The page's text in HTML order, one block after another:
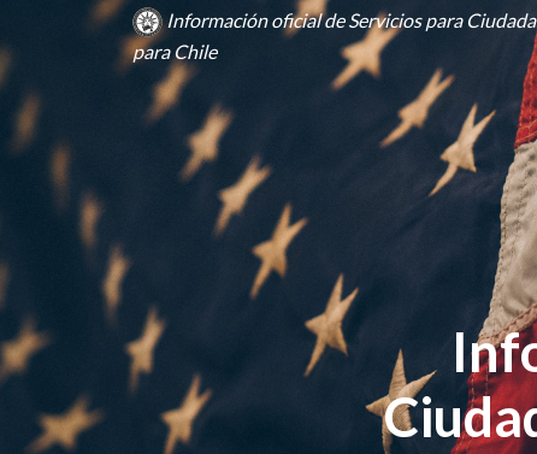
Información oficial de Servicios para
para Chile